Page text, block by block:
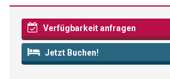
Verfügbarkeit anfragen
Jetzt Buchen!